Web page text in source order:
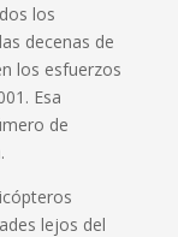
los
decenas de
los esfuerzos
Esa
de
lejos del